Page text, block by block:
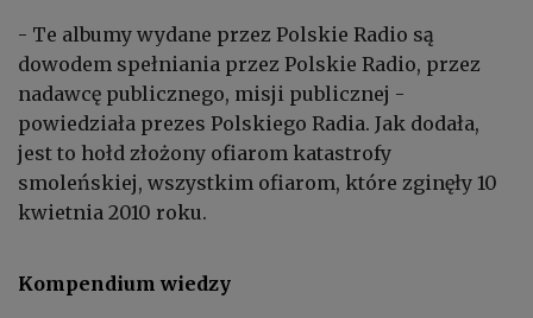
- Te albumy wydane przez Polskie Radio są
dowodem spełniania przez Polskie Radio, przez
nadawcę publicznego, misji publicznej -
powiedziała prezes Polskiego Radia. Jak dodała,
jest to hołd złożony ofiarom katastrofy
smoleńskiej, wszystkim ofiarom, które zginęły 10
kwietnia 2010 roku.
Kompendium wiedzy